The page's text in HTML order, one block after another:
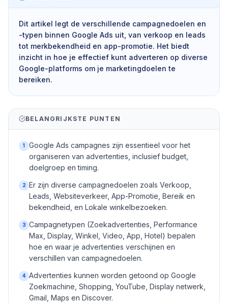
Dit artikel legt de verschillende campagnedoelen en
-typen binnen Google Ads uit, van verkoop en leads
tot merkbekendheid en app-promotie. Het biedt
inzicht in hoe je effectief kunt adverteren op diverse
Google-platforms om je marketingdoelen te
bereiken.
BELANGRIJKSTE PUNTEN
1
Google Ads campagnes zijn essentieel voor het
organiseren van advertenties, inclusief budget,
doelgroep en timing.
2 Er zijn diverse campagnedoelen zoals Verkoop,
Leads, Websiteverkeer, App-Promotie, Bereik en
bekendheid, en Lokale winkelbezoeken.
3 Campagnetypen (Zoekadvertenties, Performance
Max, Display, Winkel, Video, App, Hotel) bepalen
hoe en waar je advertenties verschijnen en
verschillen van campagnedoelen.
4 Advertenties kunnen worden getoond op Google
Zoekmachine, Shopping, YouTube, Display netwerk,
Gmail, Maps en Discover.